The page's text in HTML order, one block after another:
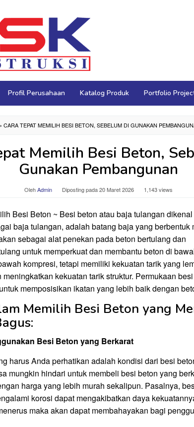
Profil Perusahaan Katalog Produk Portfolio
» CARA TEPAT MEMILIH BESI BETON, SEBELUM DI GUNAKAN
Memilih Besi Beton,
Gunakan Pembangunan
OlehAdmin Diposting pada20 Maret 2026 1,143 views
Besi Beton ~ Besi beton atau baja tulangan
baja tulangan, adalah batang baja yang berbentuk
sebagai alat penekan pada beton bertulang dan
untuk memperkuat dan membantu beton di
kompresi, tetapi memiliki kekuatan tarik yang
kekuatan tarik struktur. Permukaan
memposisikan ikatan yang lebih baik dengan
Memilih Besi Beton yang
Besi Beton yang Berkarat
harus Anda perhatikan adalah kondisi dari besi
mungkin hindari untuk membeli besi beton yang
harga yang lebih murah sekalipun. Pasalnya,
korosi dapat mengakibatkan daya
maka akan dapat membahayakan bagi